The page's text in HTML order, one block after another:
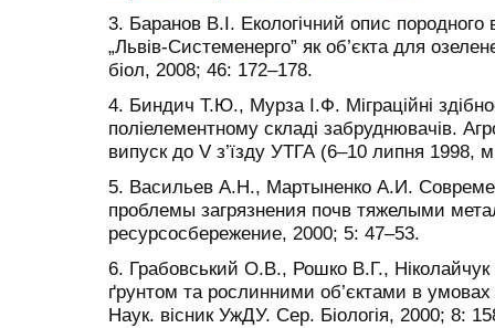
3. Баранов В.І. Екологічний опис
„Львів-Системенерго” як об’єкта для
бiол, 2008; 46: 172–178.
4. Биндич Т.Ю., Мурза І.Ф. Міграційні
поліелементному складі забруднювачів.
випуск до V з’їзду УТГА (6–10 липня 1998,
5. Васильев А.Н., Мартыненко А.И.
проблемы загрязнения почв тяжелыми
ресурсосбережение, 2000; 5: 47–53.
6. Грабовський О.В., Рошко В.Г., Ніколайчук
ґрунтом та рослинними об’єктами в умовах
Наук. вісник УжДУ. Сер. Біологія, 2000; 8: